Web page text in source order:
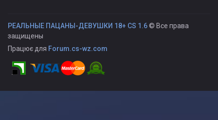
РЕАЛЬНЫЕ ПАЦАНЫ-ДЕВУШКИ 18+ CS 1.6© Все права
защищены
Працює для Forum.cs-wz.com